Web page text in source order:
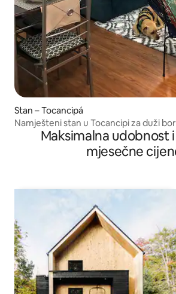
Stan – Tocancipá
Namješteni stan u Tocancipi za duži
Maksimalna udobnost
mjesečne